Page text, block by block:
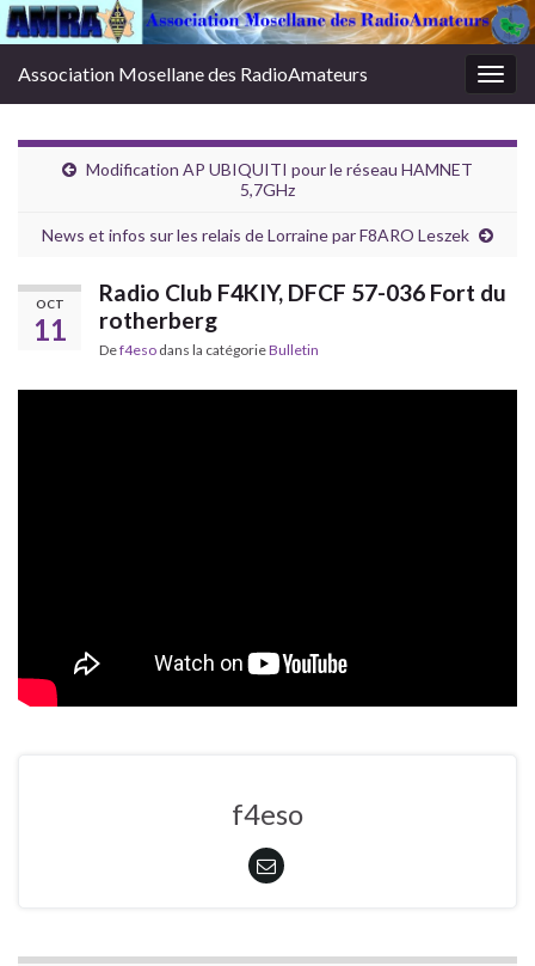
Association Mosellane des RadioAmateurs
Modification AP UBIQUITI pour le réseau HAMNET
5,7GHz
News et infos sur les relais de Lorraine par F8ARO Leszek
OCT
11
Radio Club F4KIY, DFCF 57-036 Fort du
rotherberg
Def4eso dans la catégorieBulletin
f4eso